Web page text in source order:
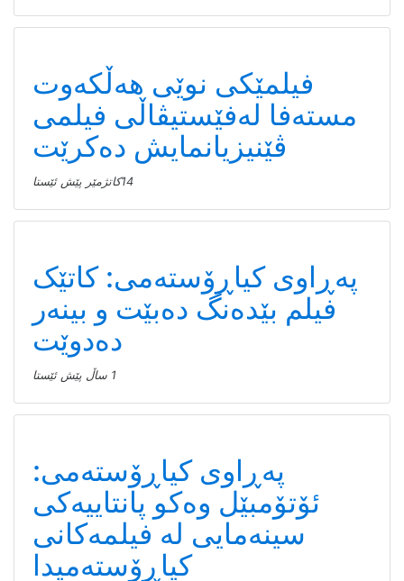
فیلمێکی نوێی هەڵکەوت
مستەفا لەفێستیڤاڵی فیلمی
ڤێنیزیانمایش دەکرێت
14كاتژمێر پێش ئێستا
پەڕاوی کیاڕۆستەمی: کاتێک
فیلم بێدەنگ دەبێت و بینەر
دەدوێت
1 ساڵ پێش ئێستا
پەڕاوی کیاڕۆستەمی:
ئۆتۆمبێل وەکو پانتاییەکی
سینەمایی لە فیلمەکانی
کیاڕۆستەمیدا